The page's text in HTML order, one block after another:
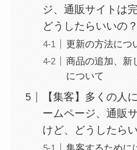
ジ、通販サイトは
どうしたらいいの？
更新の方法につ
商品の追加、新
について
【集客】多くの人
ームページ、通販
けど、どうしたら
集客するために